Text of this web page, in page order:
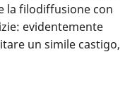
la filodiffusione con
evidentemente
un simile castigo,